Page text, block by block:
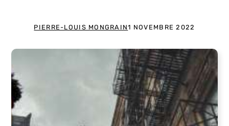
PIERRE-LOUIS MONGRAIN1 NOVEMBRE 2022